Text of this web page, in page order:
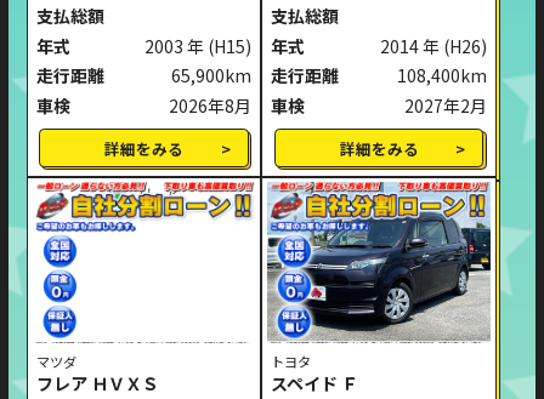
支払総額
年式
2003 年 (H15)
走行距離
65,900km
車検
2026年8月
詳細をみる
支払総額
年式
2014 年 (H26)
走行距離
108,400km
車検
2027年2月
詳細をみる
マツダ
フレア ＨＶＸＳ
トヨタ
スペイド Ｆ